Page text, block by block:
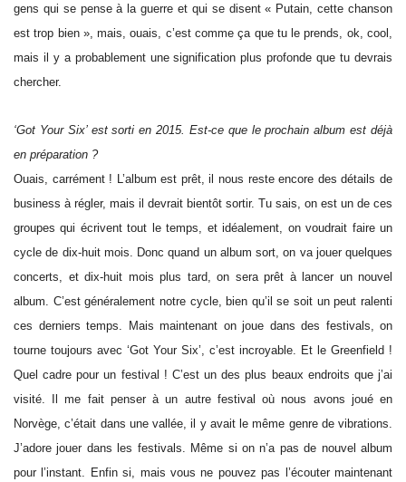
gens qui se pense à la guerre et qui se disent « Putain, cette chanson
est trop bien », mais, ouais, c’est comme ça que tu le prends, ok, cool,
mais il y a probablement une signification plus profonde que tu devrais
chercher.
‘Got Your Six’ est sorti en 2015. Est-ce que le prochain album est déjà
en préparation ?
Ouais, carrément ! L’album est prêt, il nous reste encore des détails de
business à régler, mais il devrait bientôt sortir. Tu sais, on est un de ces
groupes qui écrivent tout le temps, et idéalement, on voudrait faire un
cycle de dix-huit mois. Donc quand un album sort, on va jouer quelques
concerts, et dix-huit mois plus tard, on sera prêt à lancer un nouvel
album. C’est généralement notre cycle, bien qu’il se soit un peut ralenti
ces derniers temps. Mais maintenant on joue dans des festivals, on
tourne toujours avec ‘Got Your Six’, c’est incroyable. Et le Greenfield !
Quel cadre pour un festival ! C’est un des plus beaux endroits que j’ai
visité. Il me fait penser à un autre festival où nous avons joué en
Norvège, c’était dans une vallée, il y avait le même genre de vibrations.
J’adore jouer dans les festivals. Même si on n’a pas de nouvel album
pour l’instant. Enfin si, mais vous ne pouvez pas l’écouter maintenant